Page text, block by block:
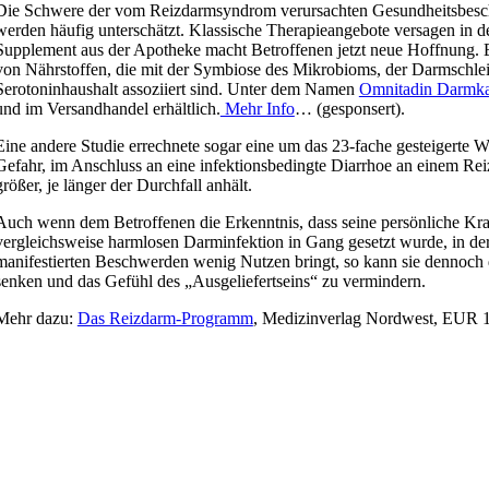
Schwere der vom Reizdarmsyndrom verursachten
häufig unterschätzt. Klassische Therapieangebote versagen in
aus der Apotheke macht Betroffenen jetzt neue
Nährstoffen, die mit der Symbiose des Mikrobioms, der
assoziiert sind. Unter dem Namen Omnitadin
im Versandhandel erhältlich. Mehr Info… (gesponsert).
andere Studie errechnete sogar eine um das 23-fache gesteigerte
im Anschluss an eine infektionsbedingte Diarrhoe an einem
je länger der Durchfall anhält.
wenn dem Betroffenen die Erkenntnis, dass seine persönliche
harmlosen Darminfektion in Gang gesetzt wurde, in
Beschwerden wenig Nutzen bringt, so kann sie
und das Gefühl des „Ausgeliefertseins“ zu vermindern.
dazu: Das Reizdarm-Programm, Medizinverlag Nordwest, EUR